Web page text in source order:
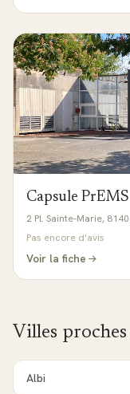
Capsule PrEMS
2 Pl. Sainte-Marie,
Pas encore d'avis
Voir la fiche
Villes proches
Albi